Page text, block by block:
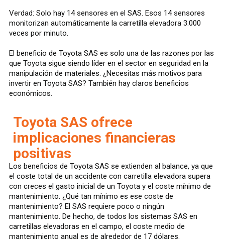
Verdad: Solo hay 14 sensores en el SAS. Esos 14 sensores
monitorizan automáticamente la carretilla elevadora 3.000
veces por minuto.
El beneficio de Toyota SAS es solo una de las razones por las
que Toyota sigue siendo líder en el sector en seguridad en la
manipulación de materiales. ¿Necesitas más motivos para
invertir en Toyota SAS? También hay claros beneficios
económicos.
Toyota SAS ofrece
implicaciones financieras
positivas
Los beneficios de Toyota SAS se extienden al balance, ya que
el coste total de un accidente con carretilla elevadora supera
con creces el gasto inicial de un Toyota y el coste mínimo de
mantenimiento. ¿Qué tan mínimo es ese coste de
mantenimiento? El SAS requiere poco o ningún
mantenimiento. De hecho, de todos los sistemas SAS en
carretillas elevadoras en el campo, el coste medio de
mantenimiento anual es de alrededor de 17 dólares.